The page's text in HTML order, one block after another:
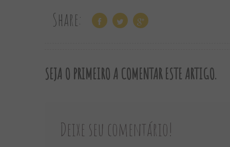
Share:
SEJA O PRIMEIRO A COMENTAR ESTE ARTIGO.
Deixe seu comentário!